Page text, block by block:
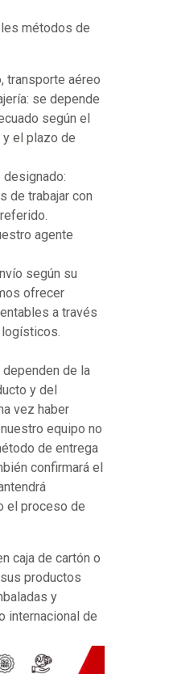
métodos de
transporte aéreo
se depende
según el
el plazo de
de trabajar con
agente
según su
ofrecer
a través
de la
y del
vez haber
equipo no
de entrega
confirmará el
el proceso de
caja de cartón o
productos
y
internacional de